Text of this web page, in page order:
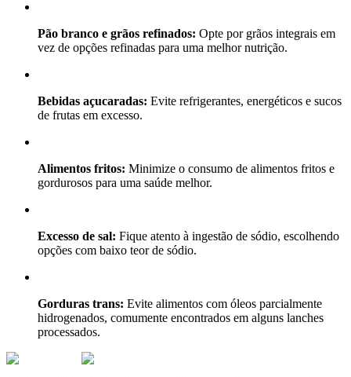
Pão branco e grãos refinados: Opte por grãos integrais em
vez de opções refinadas para uma melhor nutrição.
Bebidas açucaradas: Evite refrigerantes, energéticos e sucos
de frutas em excesso.
Alimentos fritos: Minimize o consumo de alimentos fritos e
gordurosos para uma saúde melhor.
Excesso de sal: Fique atento à ingestão de sódio, escolhendo
opções com baixo teor de sódio.
Gorduras trans: Evite alimentos com óleos parcialmente
hidrogenados, comumente encontrados em alguns lanches
processados.